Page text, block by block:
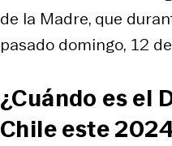
de la Madre, que
pasado domingo, 12
¿Cuándo es el
Chile este